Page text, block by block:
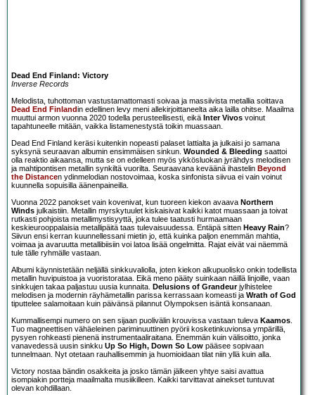
Dead End Finland: Victory
Inverse Records
Melodista, tuhottoman vastustamattomasti soivaa ja massiivista metallia soittava
Dead End Finlandin edellinen levy meni allekirjoittaneelta aika lailla ohitse. Maailma
muuttui armon vuonna 2020 todella perusteellisesti, eikä Inter Vivos voinut
tapahtuneelle mitään, vaikka listamenestystä toikin muassaan.
Dead End Finland keräsi kuitenkin nopeasti palaset lattialta ja julkaisi jo samana
syksynä seuraavan albumin ensimmäisen sinkun. Wounded & Bleeding saattoi
olla reaktio aikaansa, mutta se on edelleen myös ykkösluokan jyrähdys melodisen
ja mahtipontisen metallin synkiltä vuorilta. Seuraavana keväänä ihastelin Beyond
the Distancen ydinmelodian nostovoimaa, koska sinfonista siivua ei vain voinut
kuunnella sopuisilla äänenpaineilla.
Vuonna 2022 panokset vain kovenivat, kun tuoreen kiekon avaava Northern
Winds julkaistiin. Metallin myrskytuulet kiskaisivat kaikki katot muassaan ja toivat
rutkasti pohjoista metallimystisyyttä, joka tulee taatusti hurmaamaan
keskieurooppalaisia metallipäitä taas tulevaisuudessa. Entäpä sitten Heavy Rain?
Siivun ensi kerran kuunnellessani mietin jo, että kuinka paljon enemmän mahtia,
voimaa ja avaruutta metallibiisiin voi latoa lisää ongelmitta. Rajat eivät vai näemmä
tule tälle ryhmälle vastaan.
Albumi käynnistetään neljällä sinkkuvaliolla, joten kiekon alkupuolisko onkin todellista
metallin huvipuistoa ja vuoristorataa. Eikä meno pääty suinkaan näillä linjoille, vaan
sinkkujen takaa paljastuu uusia kunnaita. Delusions of Grandeurjylhistelee
melodisen ja modernin räyhämetallin parissa kerrassaan komeasti ja Wrath of God
tiputtelee salamoitaan kuin päivänsä pilannut Olympoksen isäntä konsanaan.
Kummallisempi numero on sen sijaan puolivälin krouvissa vastaan tuleva Kaamos.
Tuo magneettisen vähäeleinen pariminuuttinen pyörii kosketinkuvionsa ympärillä,
pysyen rohkeasti pienenä instrumentaaliraitana. Enemmän kuin välisoitto, jonka
vanavedessä uusin sinkku Up So High, Down So Low pääsee sopivaan
tunnelmaan. Nyt otetaan rauhallisemmin ja huomioidaan tilat niin yllä kuin alla.
Victory nostaa bändin osakkeita ja josko tämän jälkeen yhtye saisi avattua
isompiakin portteja maailmalta musiikilleen. Kaikki tarvittavat ainekset tuntuvat
olevan kohdillaan.